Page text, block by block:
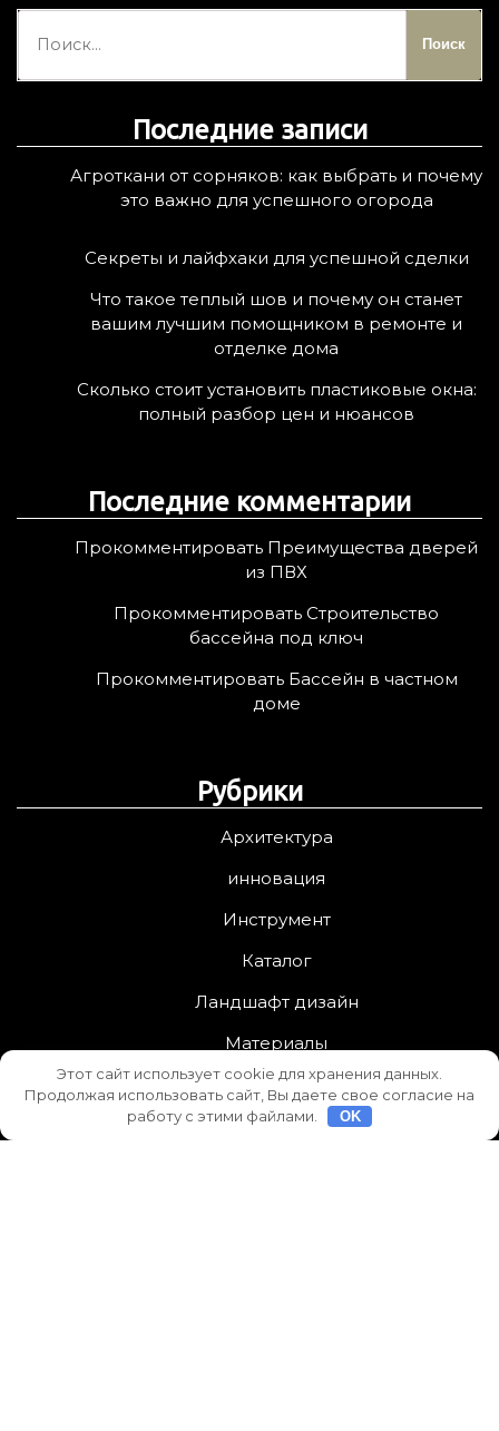
й
Последние записи
Агроткани от сорняков: как выбрать и почему
это важно для успешного огорода
Секреты и лайфхаки для успешной сделки
Что такое теплый шов и почему он станет
вашим лучшим помощником в ремонте и
отделке дома
Сколько стоит установить пластиковые окна:
полный разбор цен и нюансов
Последние комментарии
Прокомментировать Преимущества дверей
из ПВХ
Прокомментировать Строительство
бассейна под ключ
Прокомментировать Бассейн в частном
доме
Рубрики
Архитектура
инновация
Инструмент
Каталог
Ландшафт дизайн
Материалы
проектирование
Ремонт
Этот сайт использует cookie для хранения данных.
Продолжая использовать сайт, Вы даете свое согласие на
работу с этими файлами.
OK